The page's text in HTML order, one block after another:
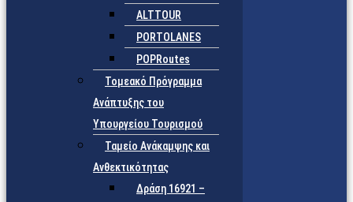
ALTTOUR
PORTOLANES
POPRoutes
Τομεακό Πρόγραμμα
Ανάπτυξης του
Υπουργείου Τουρισμού
Ταμείο Ανάκαμψης και
Ανθεκτικότητας
Δράση 16921 –